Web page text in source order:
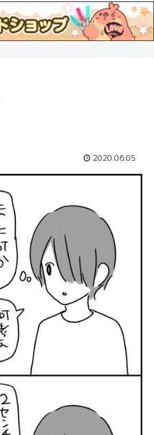
2020.06.05